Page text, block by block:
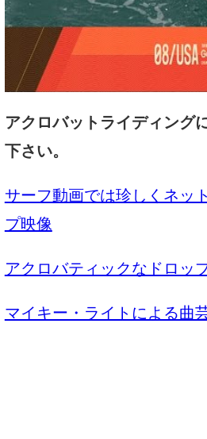
アクロバットライディング
下さい。
サーフ動画では珍しくネッ
プ映像
アクロバティックなドロッ
マイキー・ライトによる曲